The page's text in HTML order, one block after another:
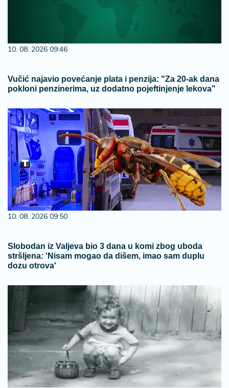
10. 08. 2026 09:46
Vučić najavio povećanje plata i penzija: "Za 20-ak dana
pokloni penzinerima, uz dodatno pojeftinjenje lekova"
10. 08. 2026 09:50
Slobodan iz Valjeva bio 3 dana u komi zbog uboda
stršljena: 'Nisam mogao da dišem, imao sam duplu
dozu otrova'